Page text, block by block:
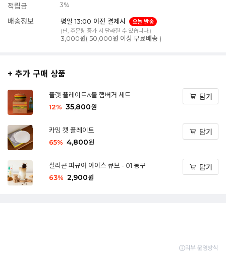
적립금 3%
배송정보 평일 13:00 이전 결제시
오늘 발송
(단, 주문량 증가 시 달라질 수 있습니다.)
3,000원( 50,000원 이상 무료배송 )
+ 추가 구매 상품
플랫 플레이트&볼 햄버거 세트
12% 35,800원
담기
카밍 캣 플레이트
65% 4,800원
담기
실리콘 피규어 아이스 큐브 - 01 동구
63% 2,900원
담기